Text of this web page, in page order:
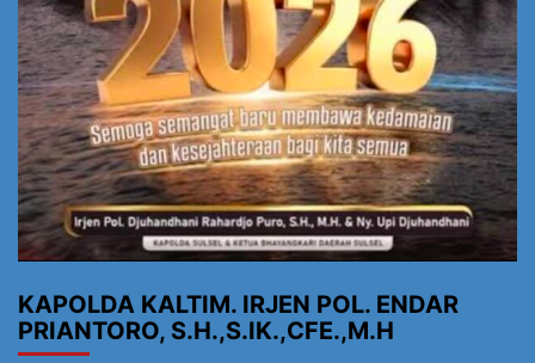
KAPOLDA KALTIM. IRJEN POL. ENDAR
PRIANTORO, S.H.,S.IK.,CFE.,M.H